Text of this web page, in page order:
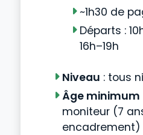
~1h30 de
Départs :
16h–19h
Niveau : tous
Âge minimum
moniteur (7
encadrement)